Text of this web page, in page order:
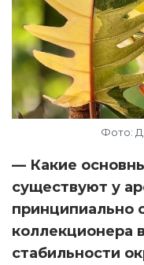
Фото:
— Какие
существуют у
принципиально
коллекционера
стабильности